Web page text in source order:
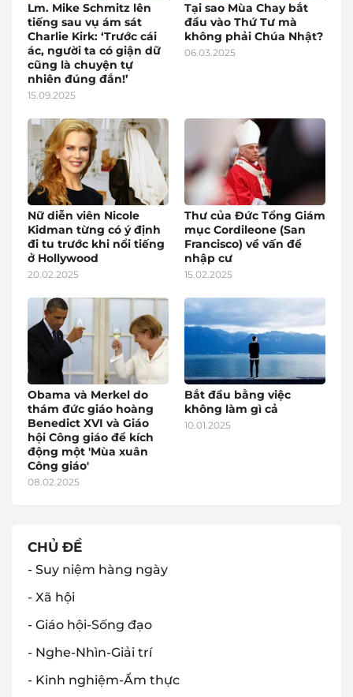
Lm. Mike Schmitz lên
tiếng sau vụ ám sát
Charlie Kirk: ‘Trước cái
ác, người ta có giận dữ
cũng là chuyện tự
nhiên đúng đắn!’
15.09.2025
Tại sao Mùa Chay bắt
đầu vào Thứ Tư mà
không phải Chúa Nhật?
06.03.2025
Nữ diễn viên Nicole
Kidman từng có ý định
đi tu trước khi nổi tiếng
ở Hollywood
20.02.2025
Thư của Đức Tổng Giám
mục Cordileone (San
Francisco) về vấn đề
nhập cư
15.02.2025
Obama và Merkel do
thám đức giáo hoàng
Benedict XVI và Giáo
hội Công giáo để kích
động một 'Mùa xuân
Công giáo'
08.02.2025
Bắt đầu bằng việc
không làm gì cả
10.01.2025
CHỦ ĐỀ
- Suy niệm hàng ngày
- Xã hội
- Giáo hội-Sống đạo
- Nghe-Nhìn-Giải trí
- Kinh nghiệm-Ẩm thực